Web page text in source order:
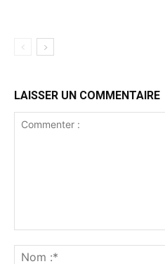
LAISSER UN COMMENTAIRE